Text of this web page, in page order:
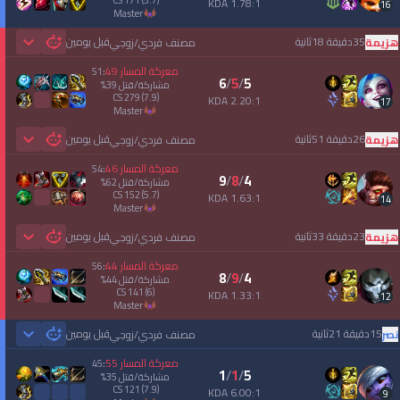
16
master
مصنف فردي/زوجيقبل يومين هزيمة35دقيقة 18ثانية
17
5
/
5
/
6
2.20:1 KDA
معركة المسار49
:
51
مشاركة/قتل39
%
CS279(7.9)
master
مصنف فردي/زوجيقبل يومين هزيمة26دقيقة 51ثانية
14
4
/
8
/
9
1.63:1 KDA
معركة المسار46
:
54
مشاركة/قتل62
%
CS152(5.7)
master
مصنف فردي/زوجيقبل يومين هزيمة23دقيقة 33ثانية
12
4
/
9
/
8
1.33:1 KDA
معركة المسار44
:
56
مشاركة/قتل44
%
CS141 (6)
master
مصنف فردي/زوجيقبل يومين نصر15دقيقة 21ثانية
9
5
/
1
/
1
6.00:1 KDA
معركة المسار55
:
45
مشاركة/قتل35
%
CS121 (7.9)